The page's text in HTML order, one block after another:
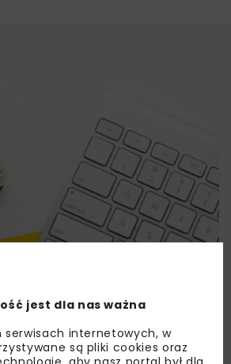
jest dla nas ważna
serwisach internetowych, w
są pliki cookies oraz